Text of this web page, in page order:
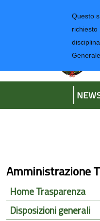
Questo
richiesto
Regione Liguria
Amministrazione
Home Trasparenza
Disposizioni generali